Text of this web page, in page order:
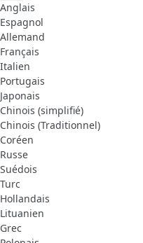
Anglais
Espagnol
Allemand
Français
Italien
Portugais
Japonais
Chinois (simplifié)
Chinois (Traditionnel)
Coréen
Russe
Suédois
Turc
Hollandais
Lituanien
Grec